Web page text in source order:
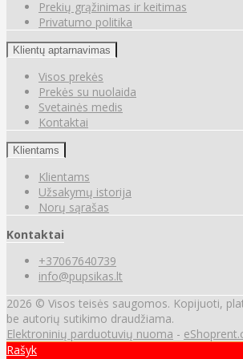
Prekių grąžinimas ir keitimas
Privatumo politika
Klientų aptarnavimas
Visos prekės
Prekės su nuolaida
Svetainės medis
Kontaktai
Klientams
Klientams
Užsakymų istorija
Norų sąrašas
Kontaktai
+37067640739
info@pupsikas.lt
2026 © Visos teisės saugomos. Kopijuoti,
be autorių sutikimo draudžiama.
Elektroninių parduotuvių nuoma -
Rašyk